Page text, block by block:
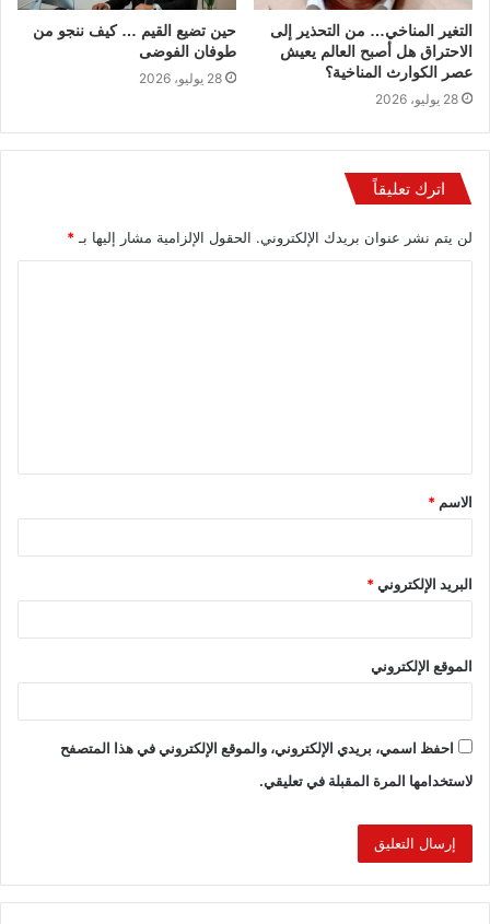
التغير المناخي… من التحذير إلى
الاحتراق هل أصبح العالم يعيش
عصر الكوارث المناخية؟
28 يوليو، 2026
حين تضيع القيم … كيف ننجو من
طوفان الفوضى
28 يوليو، 2026
اترك تعليقاً
لن يتم نشر عنوان بريدك الإلكتروني. الحقول الإلزامية مشار إليها بـ*
الاسم *
البريد الإلكتروني*
الموقع الإلكتروني
احفظ اسمي، بريدي الإلكتروني، والموقع الإلكتروني في هذا المتصفح
لاستخدامها المرة المقبلة في تعليقي.